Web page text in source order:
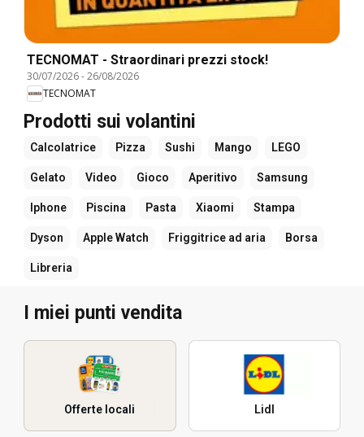
TECNOMAT - Straordinari prezzi stock!
30/07/2026-26/08/2026
TECNOMAT
Prodotti sui volantini
Calcolatrice Pizza Sushi Mango LEGO
Gelato Video Gioco Aperitivo Samsung
Iphone Piscina Pasta Xiaomi Stampa
Dyson Apple Watch Friggitrice ad aria Borsa
Libreria
I miei punti vendita
Offerte locali Lidl